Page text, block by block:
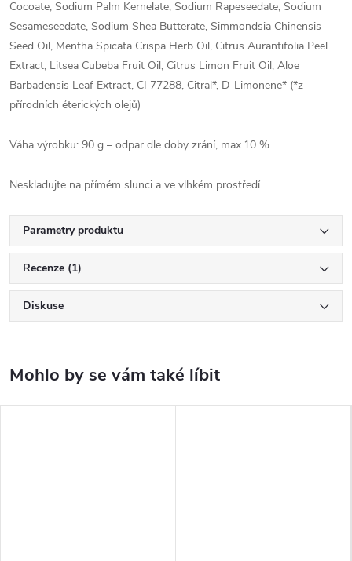
Cocoate, Sodium Palm Kernelate, Sodium Rapeseedate, Sodium
Sesameseedate, Sodium Shea Butterate, Simmondsia Chinensis
Seed Oil, Mentha Spicata Crispa Herb Oil, Citrus Aurantifolia Peel
Extract, Litsea Cubeba Fruit Oil, Citrus Limon Fruit Oil, Aloe
Barbadensis Leaf Extract, CI 77288, Citral*, D-Limonene* (*z
přírodních éterických olejů)
Váha výrobku: 90 g – odpar dle doby zrání, max.10 %
Neskladujte na přímém slunci a ve vlhkém prostředí.
Parametry produktu
Recenze (1)
Diskuse